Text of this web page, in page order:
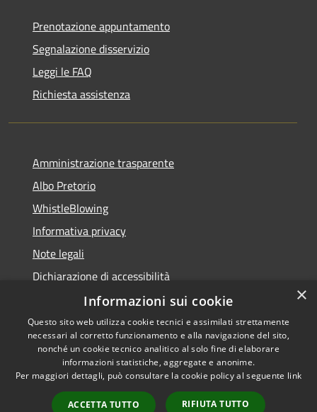
Prenotazione appuntamento
Segnalazione disservizio
Leggi le FAQ
Richiesta assistenza
Amministrazione trasparente
Albo Pretorio
WhistleBlowing
Informativa privacy
Note legali
Dichiarazione di accessibilità
Accessibilità
Privacy
Copyright © 2026 • Città di
Montecchio Maggiore •
Powered byMunicipium •
Accesso redazione
×
Informazioni sui cookie
Questo sito web utilizza cookie tecnici e assimilati strettamente
necessari al corretto funzionamento e alla navigazione del sito,
nonché un cookie tecnico analitico al solo fine di elaborare
informazioni statistiche, aggregate e anonime.
Per maggiori dettagli, può consultare la cookie policy al seguente link
ACCETTA TUTTO RIFIUTA TUTTO